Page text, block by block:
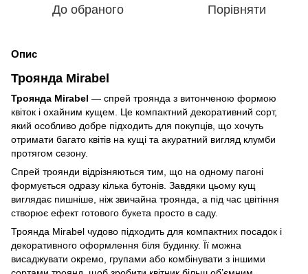
До обраного Порівняти
Опис
Троянда Mirabel
Троянда Mirabel — спрей троянда з витонченою формою
квіток і охайним кущем. Це компактний декоративний сорт,
який особливо добре підходить для покупців, що хочуть
отримати багато квітів на кущі та акуратний вигляд клумби
протягом сезону.
Спрей троянди відрізняються тим, що на одному пагоні
формується одразу кілька бутонів. Завдяки цьому кущ
виглядає пишніше, ніж звичайна троянда, а під час цвітіння
створює ефект готового букета просто в саду.
Троянда Mirabel чудово підходить для компактних посадок і
декоративного оформлення біля будинку. Її можна
висаджувати окремо, групами або комбінувати з іншими